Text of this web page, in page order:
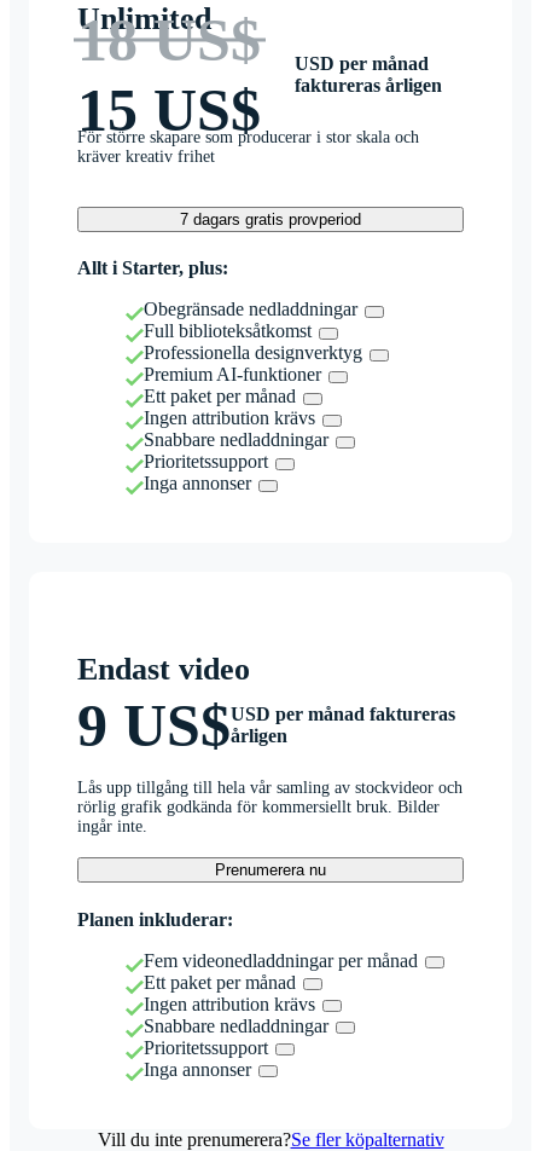
Unlimited
18 US$
15 US$
USD per månad
faktureras årligen
För större skapare som producerar i stor skala och
kräver kreativ frihet
7 dagars gratis provperiod
Allt i Starter, plus:
Obegränsade nedladdningar
Full biblioteksåtkomst
Professionella designverktyg
Premium AI-funktioner
Ett paket per månad
Ingen attribution krävs
Snabbare nedladdningar
Prioritetssupport
Inga annonser
Endast video
9 US$USD per månad faktureras
årligen
Lås upp tillgång till hela vår samling av stockvideor och
rörlig grafik godkända för kommersiellt bruk. Bilder
ingår inte.
Prenumerera nu
Planen inkluderar:
Fem videonedladdningar per månad
Ett paket per månad
Ingen attribution krävs
Snabbare nedladdningar
Prioritetssupport
Inga annonser
Vill du inte prenumerera?Se fler köpalternativ